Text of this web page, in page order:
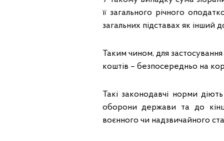
її загального річного
загальних підставах як інший
Таким чином, для
коштів – безпосередньо на
Такі законодавчі норми
оборони держави та до
воєнного чи надзвичайного